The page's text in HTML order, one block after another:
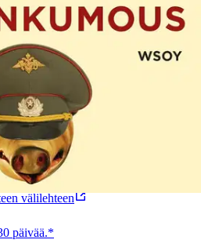
tuotetietoihin?
tuotetiedoissa on puutteita tai niitä
välilehteen
päivää.*